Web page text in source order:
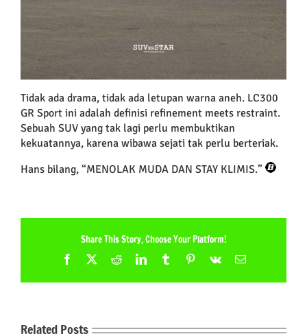
Tidak ada drama, tidak ada letupan warna aneh. LC300
GR Sport ini adalah definisi refinement meets restraint.
Sebuah SUV yang tak lagi perlu membuktikan
kekuatannya, karena wibawa sejati tak perlu berteriak.
Hans bilang, “MENOLAK MUDA DAN STAY KLIMIS.”
Share This Story, Choose Your Platform!
Facebook
X RedditLinkedInTumblrPinterest
Vk Email
Related Posts